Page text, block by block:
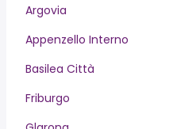
Argovia
Appenzello Interno
Basilea Città
Friburgo